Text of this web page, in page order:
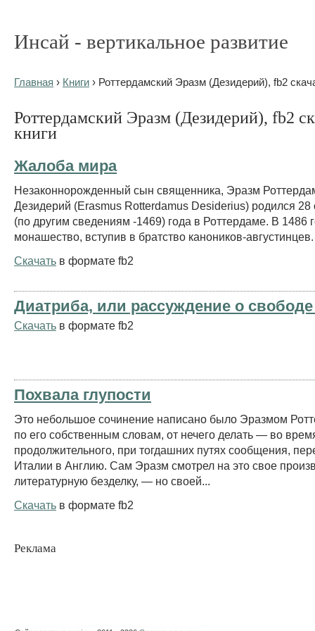
Инсай - вертикальное развитие
Главная › Книги › Роттердамский Эразм (Дезидерий), fb2
Роттердамский Эразм (Дезидерий), fb2
книги
Жалоба мира
Незаконнорожденный сын священника, Эразм
Дезидерий (Erasmus Rotterdamus Desiderius) родился 28
(по другим сведениям -1469) года в Роттердаме. В 1486
монашество, вступив в братство каноников-августинцев.
Скачать в формате fb2
Диатриба, или рассуждение о
Скачать в формате fb2
Похвала глупости
Это небольшое сочинение написано было Эразмом
по его собственным словам, от нечего делать — во
продолжительного, при тогдашних путях сообщения,
Италии в Англию. Сам Эразм смотрел на это свое
литературную безделку, — но своей...
Скачать в формате fb2
Реклама